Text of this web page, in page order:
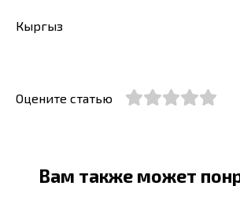
Кыргыз
Оцените статью
Вам также может